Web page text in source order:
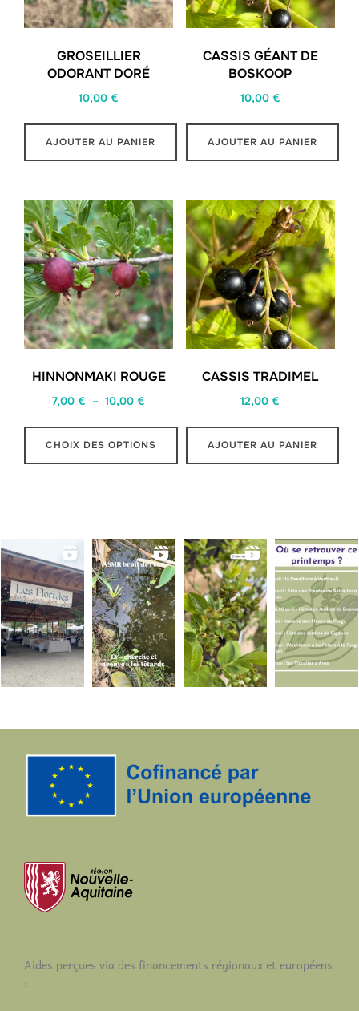
GROSEILLIER
ODORANT DORÉ
10,00€
AJOUTER AU PANIER
CASSIS GÉANT DE
BOSKOOP
10,00 €
AJOUTER AU PANIER
HINNONMAKI ROUGE
7,00€ – 10,00€
prix :
CHOIX DES OPTIONS
plusieurs
variations.
Les
options
peuvent
être
choisies
produit
CASSIS TRADIMEL
12,00€
AJOUTER AU PANIER
Aides perçues via des financements régionaux et européens
: